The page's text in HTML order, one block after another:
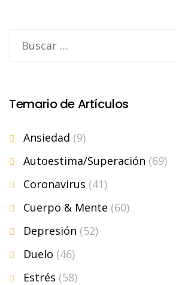
Temario de Artículos
Ansiedad (9)
Autoestima/Superación (69)
Coronavirus (41)
Cuerpo & Mente (60)
Depresión (52)
Duelo (46)
Estrés (58)